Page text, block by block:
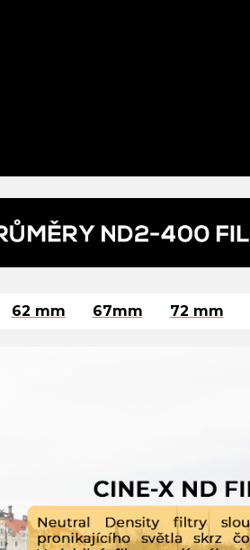
62 mm 67mm 72 mm